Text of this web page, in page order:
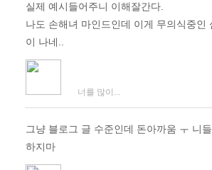
실제 예시들어주니 이해잘간다.
나도 손해녀 마인드인데 이게 무의식중인
이 나네..
너를 많이...
그냥 블로그 글 수준인데 돈아까움 ㅜ 니
하지마